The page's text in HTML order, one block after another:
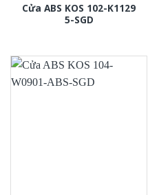
Cửa ABS KOS 102-K1129
5-SGD